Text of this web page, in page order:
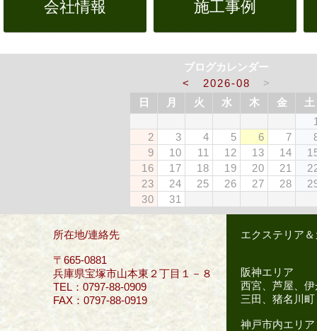
会社情報 施工事例
ブログカレンダー
<
2026-08 >
日
月 火 水 木 金
土
2
3 4 5 6 7
9
10 11 12 13 14
16
17 18 19 20 21
23
24 25 26 27 28
30
31
所在地/連絡先
〒665-0881
兵庫県宝塚市山本東２丁目１－８
TEL：0797-88-0909
FAX：0797-88-0919
エクステリア
阪神エリア
西宮、芦屋、
三田、猪名川町
神戸市内エリア